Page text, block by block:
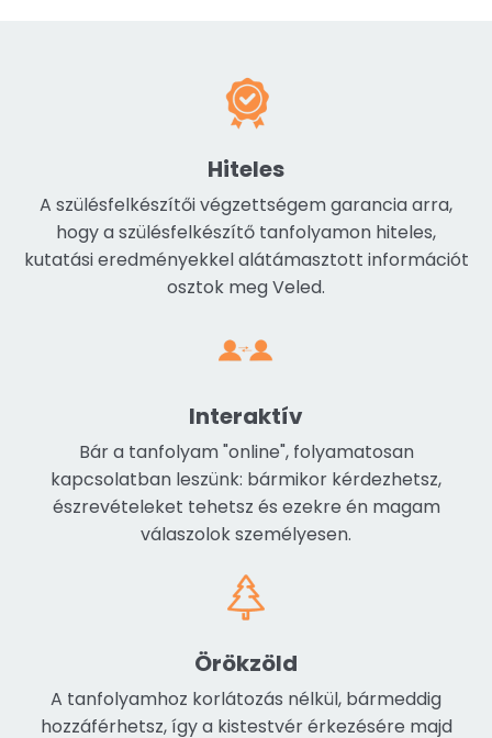
Hiteles
A szülésfelkészítői végzettségem garancia arra,
hogy a szülésfelkészítő tanfolyamon hiteles,
kutatási eredményekkel alátámasztott információt
osztok meg Veled.
Interaktív
Bár a tanfolyam "online", folyamatosan
kapcsolatban leszünk: bármikor kérdezhetsz,
észrevételeket tehetsz és ezekre én magam
válaszolok személyesen.
Örökzöld
A tanfolyamhoz korlátozás nélkül, bármeddig
hozzáférhetsz, így a kistestvér érkezésére majd